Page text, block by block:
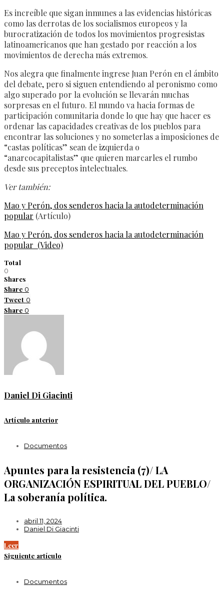
Es increíble que sigan inmunes a las evidencias históricas
como las derrotas de los socialismos europeos y la
burocratización de todos los movimientos progresistas
latinoamericanos que han gestado por reacción a los
movimientos de derecha más extremos.
Nos alegra que finalmente ingrese Juan Perón en el ámbito
del debate, pero si siguen entendiendo al peronismo como
algo superado por la evolución se llevarán muchas
sorpresas en el futuro. El mundo va hacia formas de
participación comunitaria donde lo que hay que hacer es
ordenar las capacidades creativas de los pueblos para
encontrar las soluciones y no someterlas a imposiciones de
“castas políticas” sean de izquierda o
“anarcocapitalistas” que quieren marcarles el rumbo
desde sus preceptos intelectuales.
Ver también:
Mao y Perón, dos senderos hacia la autodeterminación
popular (Artículo)
Mao y Perón, dos senderos hacia la autodeterminación
popular (Video)
Total
0
Shares
Share 0
Tweet 0
Share 0
Daniel Di Giacinti
Artículo anterior
Documentos
Apuntes para la resistencia (7)/ LA
ORGANIZACIÓN ESPIRITUAL DEL PUEBLO/
La soberanía política.
abril 11, 2024
Daniel Di Giacinti
Leer
Siguiente artículo
Documentos